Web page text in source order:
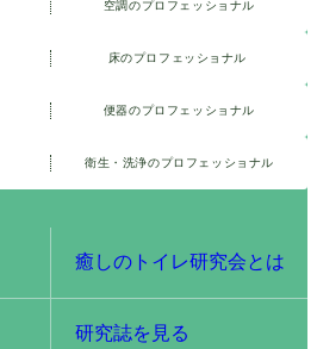
空調のプロフェッショナル
床のプロフェッショナル
便器のプロフェッショナル
衛生・洗浄のプロフェッショナル
癒しのトイレ研究会とは
研究誌を見る